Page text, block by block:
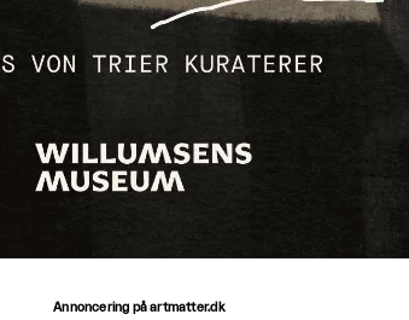
Annoncering på artmatter.dk